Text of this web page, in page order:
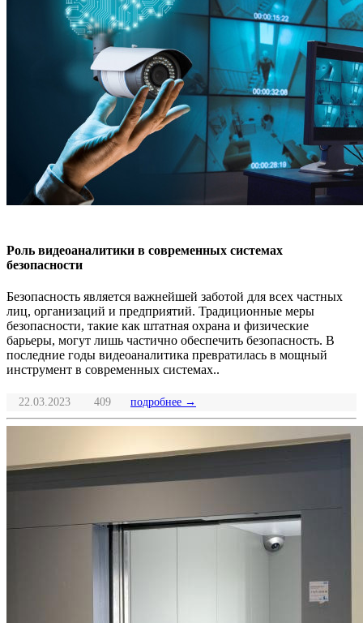
Роль видеоаналитики в современных системах
безопасности
Безопасность является важнейшей заботой для всех частных
лиц, организаций и предприятий. Традиционные меры
безопасности, такие как штатная охрана и физические
барьеры, могут лишь частично обеспечить безопасность. В
последние годы видеоаналитика превратилась в мощный
инструмент в современных системах..
22.03.2023 409 подробнее →